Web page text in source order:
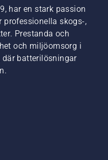
har en stark passion
professionella skogs-,
Prestanda och
och miljöomsorg i
där batterilösningar